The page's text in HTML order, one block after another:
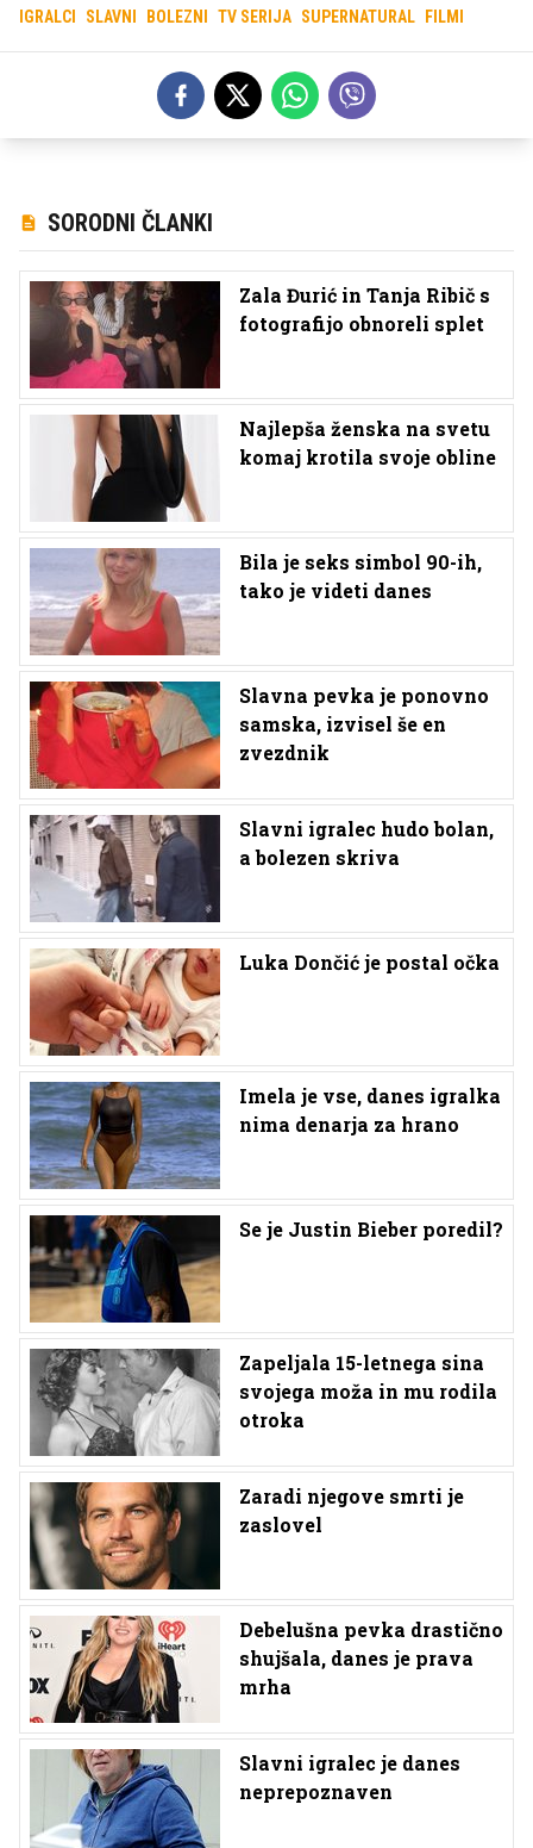
IGRALCI SLAVNI BOLEZNI TV SERIJA SUPERNATURAL FILMI
SORODNI ČLANKI
Zala Đurić in Tanja Ribič s
fotografijo obnoreli splet
Najlepša ženska na svetu
komaj krotila svoje obline
Bila je seks simbol 90-ih,
tako je videti danes
Slavna pevka je ponovno
samska, izvisel še en
zvezdnik
Slavni igralec hudo bolan,
a bolezen skriva
Luka Dončić je postal očka
Imela je vse, danes igralka
nima denarja za hrano
Se je Justin Bieber poredil?
Zapeljala 15-letnega sina
svojega moža in mu rodila
otroka
Zaradi njegove smrti je
zaslovel
Debelušna pevka drastično
shujšala, danes je prava
mrha
Slavni igralec je danes
neprepoznaven